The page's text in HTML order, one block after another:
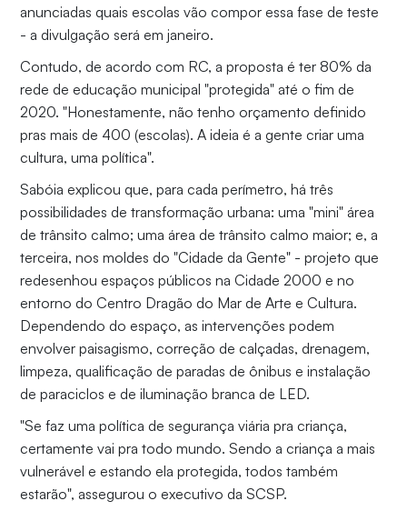
anunciadas quais escolas vão compor essa fase de teste
- a divulgação será em janeiro.
Contudo, de acordo com RC, a proposta é ter 80% da
rede de educação municipal "protegida" até o fim de
2020. "Honestamente, não tenho orçamento definido
pras mais de 400 (escolas). A ideia é a gente criar uma
cultura, uma política".
Sabóia explicou que, para cada perímetro, há três
possibilidades de transformação urbana: uma "mini" área
de trânsito calmo; uma área de trânsito calmo maior; e, a
terceira, nos moldes do "Cidade da Gente" - projeto que
redesenhou espaços públicos na Cidade 2000 e no
entorno do Centro Dragão do Mar de Arte e Cultura.
Dependendo do espaço, as intervenções podem
envolver paisagismo, correção de calçadas, drenagem,
limpeza, qualificação de paradas de ônibus e instalação
de paraciclos e de iluminação branca de LED.
"Se faz uma política de segurança viária pra criança,
certamente vai pra todo mundo. Sendo a criança a mais
vulnerável e estando ela protegida, todos também
estarão", assegurou o executivo da SCSP.